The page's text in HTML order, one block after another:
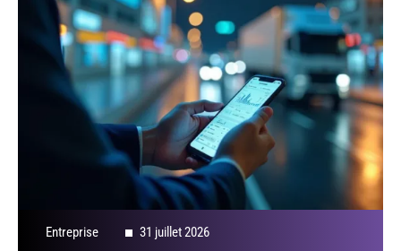
Entreprise 31 juillet 2026